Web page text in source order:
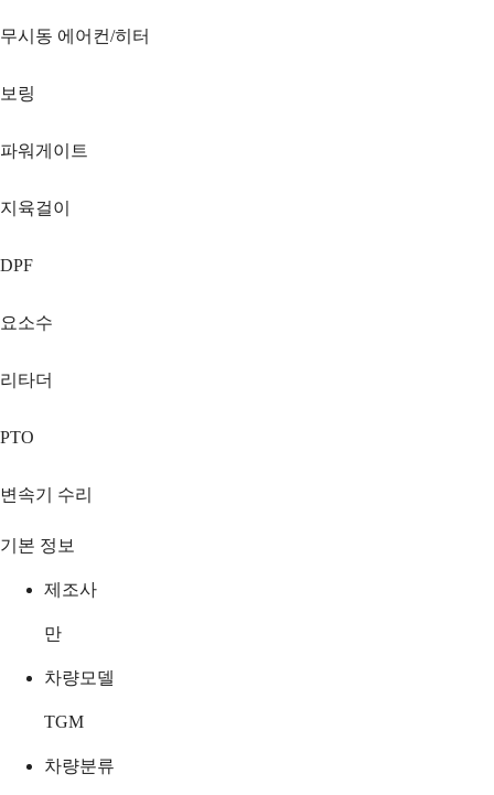
무시동 에어컨/히터
보링
파워게이트
지육걸이
DPF
요소수
리타더
PTO
변속기 수리
기본 정보
제조사
만
차량모델
TGM
차량분류